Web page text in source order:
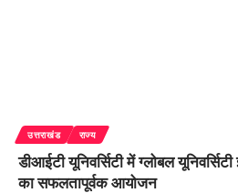
उत्तराखंड राज्य
डीआईटी यूनिवर्सिटी में ग्लोबल
का सफलतापूर्वक आयोजन